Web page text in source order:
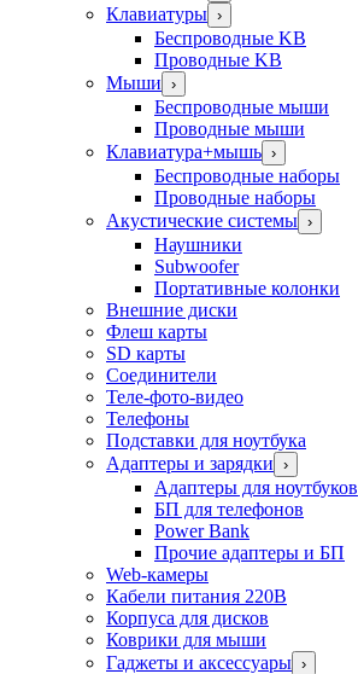
Клавиатуры ›
Беспроводные KB
Проводные KB
Мыши ›
Беспроводные мыши
Проводные мыши
Клавиатура+мышь ›
Беспроводные наборы
Проводные наборы
Акустические системы ›
Наушники
Subwoofer
Портативные колонки
Внешние диски
Флеш карты
SD карты
Соединители
Теле-фото-видео
Телефоны
Подставки для ноутбука
Адаптеры и зарядки ›
Адаптеры для ноутбуков
БП для телефонов
Power Bank
Прочие адаптеры и БП
Web-камеры
Кабели питания 220В
Корпуса для дисков
Коврики для мыши
Гаджеты и аксессуары ›